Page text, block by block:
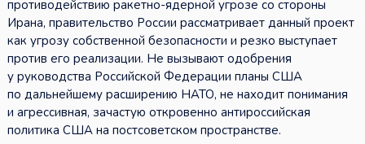
противодействию ракетно-ядерной угрозе со стороны
Ирана, правительство России рассматривает данный проект
как угрозу собственной безопасности и резко выступает
против его реализации. Не вызывают одобрения
у руководства Российской Федерации планы США
по дальнейшему расширению НАТО, не находит понимания
и агрессивная, зачастую откровенно антироссийская
политика США на постсоветском пространстве.